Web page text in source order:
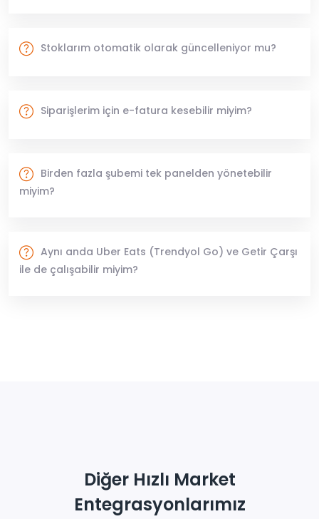
Stoklarım otomatik olarak güncelleniyor mu?
Siparişlerim için e-fatura kesebilir miyim?
Birden fazla şubemi tek panelden yönetebilir
miyim?
Aynı anda Uber Eats (Trendyol Go) ve Getir Çarşı
ile de çalışabilir miyim?
Diğer Hızlı Market
Entegrasyonlarımız